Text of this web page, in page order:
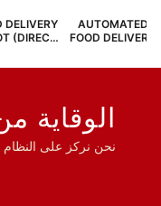
DELIVERY
(DIRECT
AUTOMATED
FOOD DELIVERY
حزام
نحن نركز على
الطعام، نظام القطار